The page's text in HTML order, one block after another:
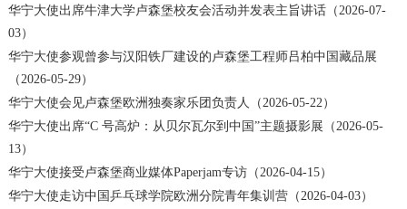
华宁大使出席牛津大学卢森堡校友会活动并发表主旨讲话（2026-07-
03）
华宁大使参观曾参与汉阳铁厂建设的卢森堡工程师吕柏中国藏品展
（2026-05-29）
华宁大使会见卢森堡欧洲独奏家乐团负责人（2026-05-22）
华宁大使出席“C 号高炉：从贝尔瓦尔到中国”主题摄影展（2026-05-
13）
华宁大使接受卢森堡商业媒体Paperjam专访（2026-04-15）
华宁大使走访中国乒乓球学院欧洲分院青年集训营（2026-04-03）